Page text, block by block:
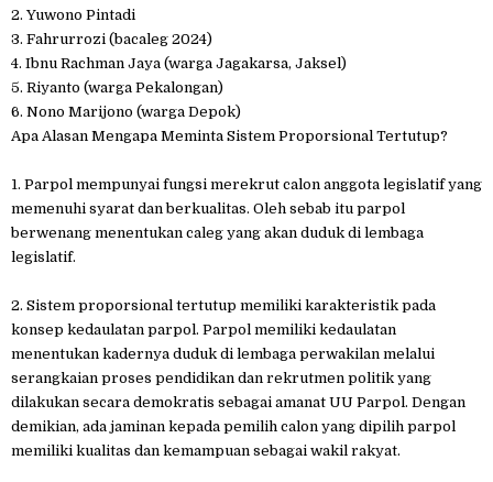
2. Yuwono Pintadi
3. Fahrurrozi (bacaleg 2024)
4. Ibnu Rachman Jaya (warga Jagakarsa, Jaksel)
5. Riyanto (warga Pekalongan)
6. Nono Marijono (warga Depok)
Apa Alasan Mengapa Meminta Sistem Proporsional Tertutup?
1. Parpol mempunyai fungsi merekrut calon anggota legislatif yang
memenuhi syarat dan berkualitas. Oleh sebab itu parpol
berwenang menentukan caleg yang akan duduk di lembaga
legislatif.
2. Sistem proporsional tertutup memiliki karakteristik pada
konsep kedaulatan parpol. Parpol memiliki kedaulatan
menentukan kadernya duduk di lembaga perwakilan melalui
serangkaian proses pendidikan dan rekrutmen politik yang
dilakukan secara demokratis sebagai amanat UU Parpol. Dengan
demikian, ada jaminan kepada pemilih calon yang dipilih parpol
memiliki kualitas dan kemampuan sebagai wakil rakyat.